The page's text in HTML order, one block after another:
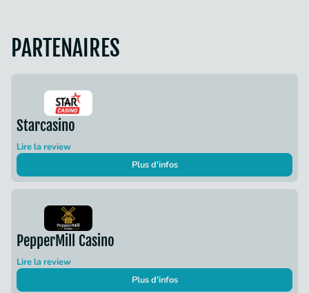
PARTENAIRES
Starcasino
Lire la review
Plus d'infos
PepperMill Casino
Lire la review
Plus d'infos